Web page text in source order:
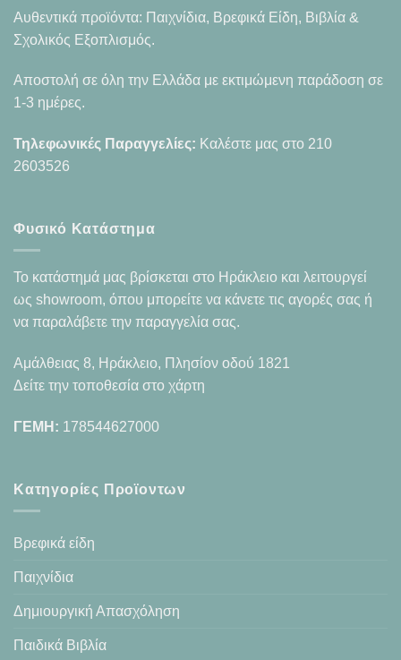
Αυθεντικά προϊόντα: Παιχνίδια, Βρεφικά Είδη, Βιβλία &
Σχολικός Εξοπλισμός.
Αποστολή σε όλη την Ελλάδα με εκτιμώμενη παράδοση σε
1-3 ημέρες.
Τηλεφωνικές Παραγγελίες: Καλέστε μας στο 210
2603526
Φυσικό Κατάστημα
Το κατάστημά μας βρίσκεται στο Ηράκλειο και λειτουργεί
ως showroom, όπου μπορείτε να κάνετε τις αγορές σας ή
να παραλάβετε την παραγγελία σας.
Αμάλθειας 8, Ηράκλειο, Πλησίον οδού 1821
Δείτε την τοποθεσία στο χάρτη
ΓΕΜΗ: 178544627000
Κατηγορίες Προϊοντων
Βρεφικά είδη
Παιχνίδια
Δημιουργική Απασχόληση
Παιδικά Βιβλία